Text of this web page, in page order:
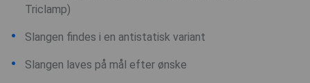
Triclamp)
Slangen findes i en antistatisk variant
Slangen laves på mål efter ønske